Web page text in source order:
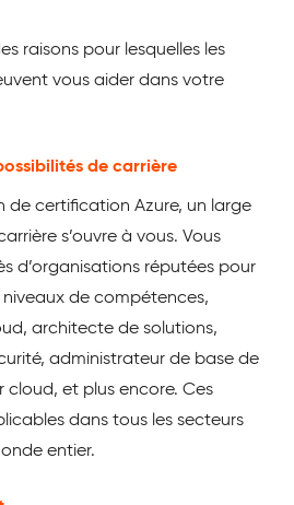
raisons pour lesquelles les
vous aider dans votre
de carrière
de certification Azure, un large
s’ouvre à vous. Vous
d’organisations réputées pour
de compétences,
architecte de solutions,
administrateur de base de
cloud, et plus encore. Ces
dans tous les secteurs
entier.